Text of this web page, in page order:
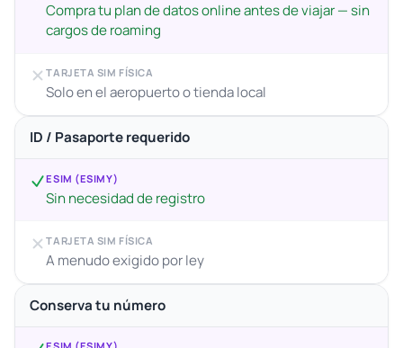
Compra tu plan de datos online antes de viajar — sin
cargos de roaming
TARJETA SIM FÍSICA
Solo en el aeropuerto o tienda local
ID / Pasaporte requerido
ESIM (ESIMY)
Sin necesidad de registro
TARJETA SIM FÍSICA
A menudo exigido por ley
Conserva tu número